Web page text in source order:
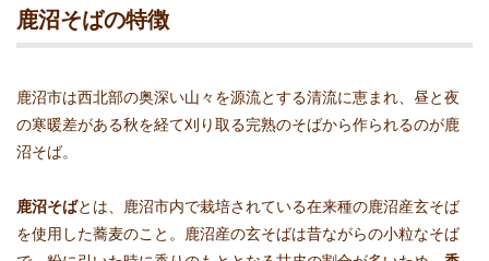
鹿沼そばの特徴
鹿沼市は西北部の奥深い山々を源流とする清流に恵まれ、昼と夜
の寒暖差がある秋を経て刈り取る完熟のそばから作られるのが鹿
沼そば。
鹿沼そばとは、鹿沼市内で栽培されている在来種の鹿沼産玄そば
を使用した蕎麦のこと。鹿沼産の玄そばは昔ながらの小粒なそば